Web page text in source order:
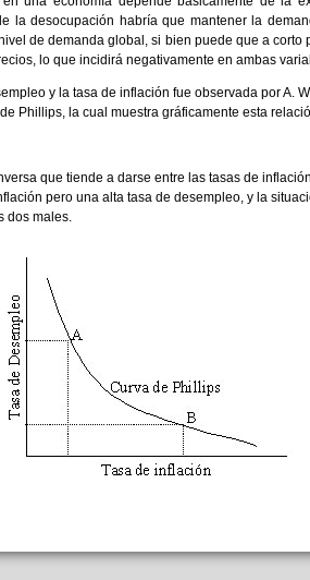
la desocupación habría que mantener la
de demanda global, si bien puede que a corto
lo que incidirá negativamente en ambas
y la tasa de inflación fue observada por A.
Phillips, la cual muestra gráficamente esta
que tiende a darse entre las tasas de
pero una alta tasa de desempleo, y la
dos males.